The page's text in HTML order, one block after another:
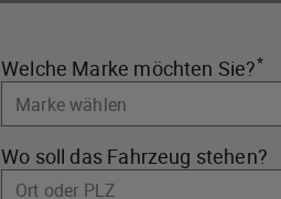
Welche Marke möchten Sie?*
Wo soll das Fahrzeug stehen?
Ort oder PLZ